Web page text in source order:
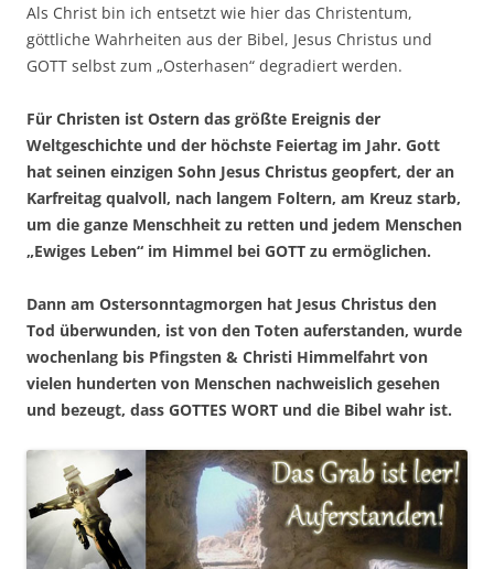
Als Christ bin ich entsetzt wie hier das Christentum,
göttliche Wahrheiten aus der Bibel, Jesus Christus und
GOTT selbst zum „Osterhasen“ degradiert werden.
Für Christen ist Ostern das größte Ereignis der
Weltgeschichte und der höchste Feiertag im Jahr. Gott
hat seinen einzigen Sohn Jesus Christus geopfert, der an
Karfreitag qualvoll, nach langem Foltern, am Kreuz starb,
um die ganze Menschheit zu retten und jedem Menschen
„Ewiges Leben“ im Himmel bei GOTT zu ermöglichen.
Dann am Ostersonntagmorgen hat Jesus Christus den
Tod überwunden, ist von den Toten auferstanden, wurde
wochenlang bis Pfingsten & Christi Himmelfahrt von
vielen hunderten von Menschen nachweislich gesehen
und bezeugt, dass GOTTES WORT und die Bibel wahr ist.